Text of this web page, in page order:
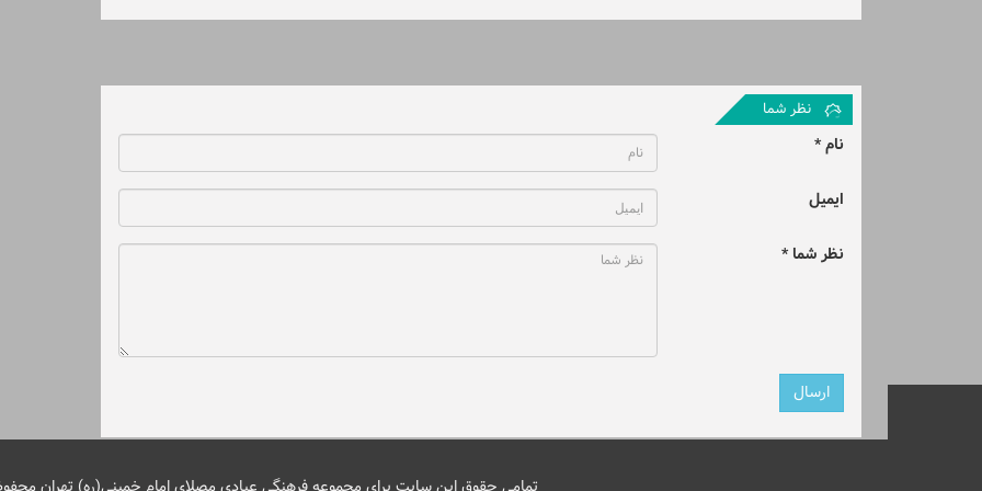
نظر شما
نام *
ایمیل
نظر شما *